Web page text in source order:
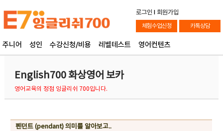
로그인 l 회원가입
체험수업신청 카톡상담
주니어 성인 수강신청/비용 레벨테스트 영어컨텐츠
English700 화상영어 보카
영어교육의 정점 잉글리쉬 700입니다.
펜던트 (pendant) 의미를 알아보고..